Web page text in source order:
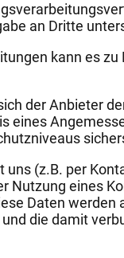
an Dritte
kann es
der Anbieter
eines
(z.B. per
Nutzung eines
Daten
die damit